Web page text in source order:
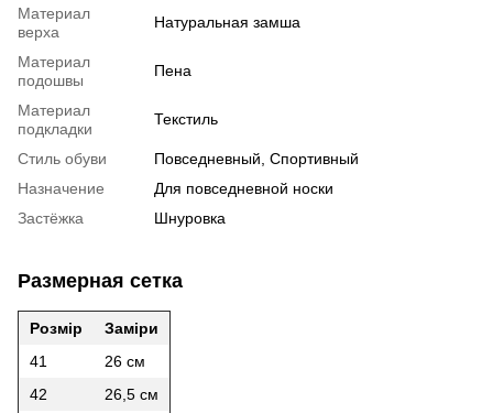
Материал
верха
Натуральная замша
Материал
подошвы
Пена
Материал
подкладки
Текстиль
Стиль обуви
Повседневный, Спортивный
Назначение
Для повседневной носки
Застёжка
Шнуровка
Размерная сетка
Розмір
Заміри
41
26 см
42
26,5 см